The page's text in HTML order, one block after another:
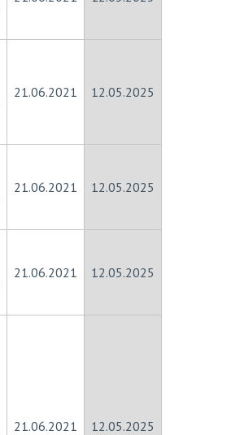
21.06.2021 12.05.2025
21.06.2021 12.05.2025
21.06.2021 12.05.2025
21.06.2021 12.05.2025